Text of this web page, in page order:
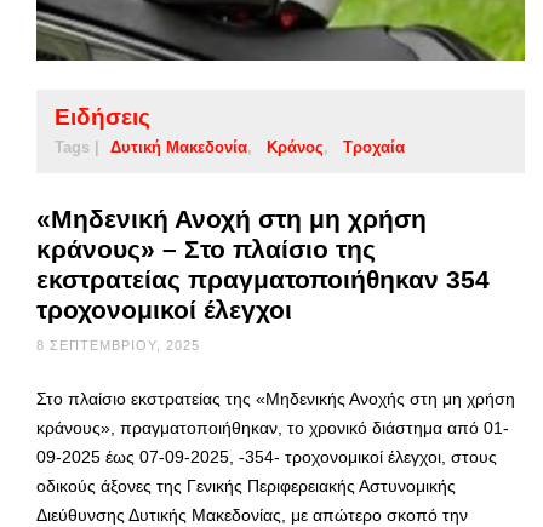
Ειδήσεις
Tags | Δυτική Μακεδονία Κράνος Τροχαία
«Μηδενική Ανοχή στη μη χρήση
κράνους» – Στο πλαίσιο της
εκστρατείας πραγματοποιήθηκαν 354
τροχονομικοί έλεγχοι
8 ΣΕΠΤΕΜΒΡΊΟΥ, 2025
Στο πλαίσιο εκστρατείας της «Μηδενικής Ανοχής στη μη χρήση
κράνους», πραγματοποιήθηκαν, το χρονικό διάστημα από 01-
09-2025 έως 07-09-2025, -354- τροχονομικοί έλεγχοι, στους
οδικούς άξονες της Γενικής Περιφερειακής Αστυνομικής
Διεύθυνσης Δυτικής Μακεδονίας, με απώτερο σκοπό την